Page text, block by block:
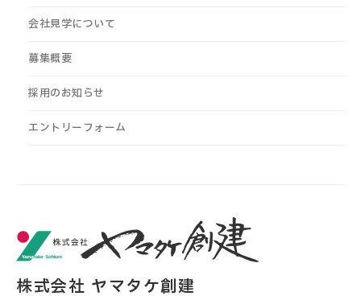
株式会社 ヤマタケ創建
会社見学について
募集概要
採用のお知らせ
エントリーフォーム